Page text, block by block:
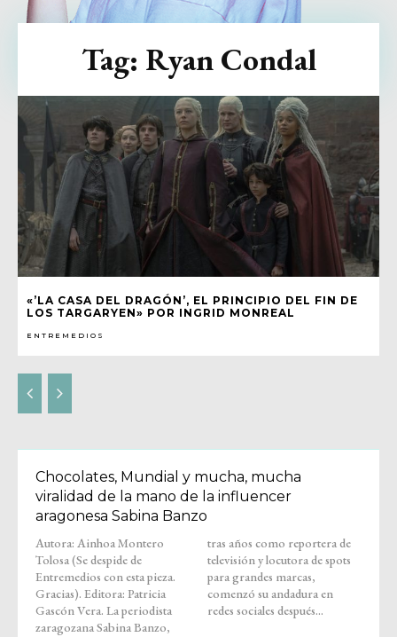
«’LA CASA DEL DRAGÓN’, EL PRINCIPIO DEL FIN DE
LOS TARGARYEN» POR INGRID MONREAL
ENTREMEDIOS
Tag: Ryan Condal
Chocolates, Mundial y mucha, mucha
viralidad de la mano de la influencer
aragonesa Sabina Banzo
Autora: Ainhoa Montero
Tolosa (Se despide de
Entremedios con esta pieza.
Gracias). Editora: Patricia
Gascón Vera. La periodista
zaragozana Sabina Banzo,
tras años como reportera de
televisión y locutora de spots
para grandes marcas,
comenzó su andadura en
redes sociales después...